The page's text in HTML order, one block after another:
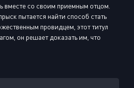
вместе со своим приемным отцом.
пытается найти способ стать
провидцем, этот титул
он решает доказать им, что